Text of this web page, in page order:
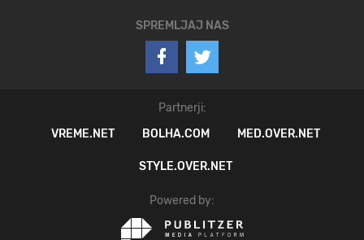
SPREMLJAJ NAS
Partnerji:
VREME.NET
BOLHA.COM MED.OVER.NET
STYLE.OVER.NET
Powered by: